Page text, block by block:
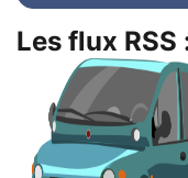
Les flux